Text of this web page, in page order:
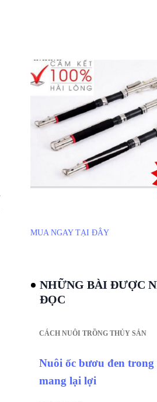
MUA NGAY TẠI ĐÂY
NHỮNG BÀI ĐƯỢC
ĐỌC
CÁCH NUÔI TRỒNG THỦY SẢN
Nuôi ốc bươu đen
mang lại lợi